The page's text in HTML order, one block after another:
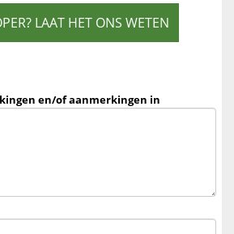
LAAT HET ONS WETEN
en/of aanmerkingen in